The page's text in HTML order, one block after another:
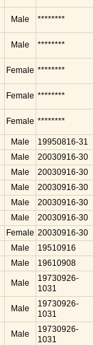
Male ********
Male ********
Female ********
Female ********
Female ********
Male
19950816-31
Male
20030916-30
Male
20030916-30
Male
20030916-30
Male
20030916-30
Male
20030916-30
Female 20030916-30
Male
19510916
Male 19610908
Male
19730926-
1031
Male
19730926-
1031
Male
19730926-
1031